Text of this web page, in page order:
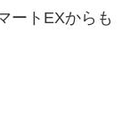
ートEXからも